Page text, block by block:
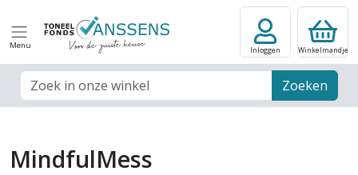
Menu
Zoek veld Zoeken
Inloggen Winkelmandje
MindfulMess